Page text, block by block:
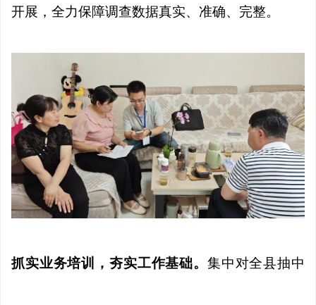
开展，全力保障调查数据真实、准确、完整。
抓实业务培训，夯实工作基础。 集中对全县抽中